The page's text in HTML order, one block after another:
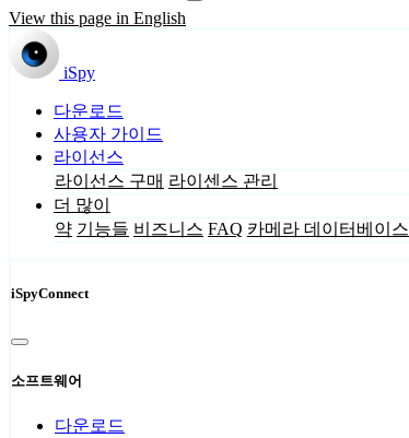
View this page in English
iSpy
다운로드
사용자 가이드
라이선스
라이선스 구매 라이센스 관리
더 많이
약 기능들 비즈니스 FAQ 카메라 데이터베이스
iSpyConnect
소프트웨어
다운로드